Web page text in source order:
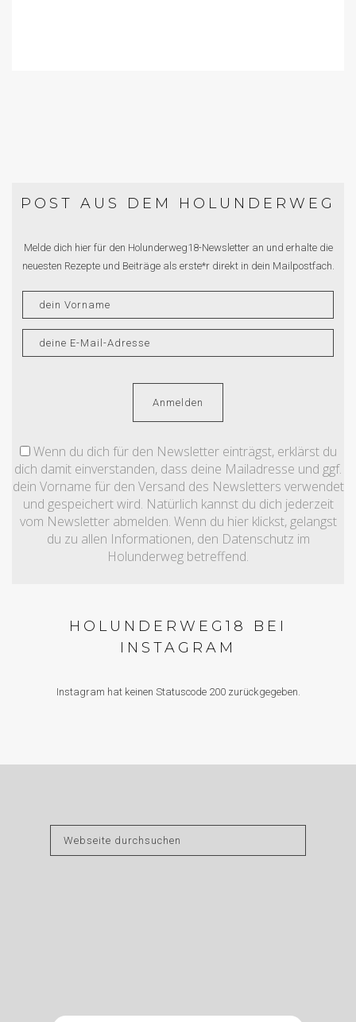
POST AUS DEM HOLUNDERWEG
Melde dich hier für den Holunderweg18-Newsletter an und erhalte die
neuesten Rezepte und Beiträge als erste*r direkt in dein Mailpostfach.
Wenn du dich für den Newsletter einträgst, erklärst du
dich damit einverstanden, dass deine Mailadresse und ggf.
dein Vorname für den Versand des Newsletters verwendet
und gespeichert wird. Natürlich kannst du dich jederzeit
vom Newsletter abmelden. Wenn du hier klickst, gelangst
du zu allen Informationen, den Datenschutz im
Holunderweg betreffend.
HOLUNDERWEG18 BEI
INSTAGRAM
Instagram hat keinen Statuscode 200 zurückgegeben.